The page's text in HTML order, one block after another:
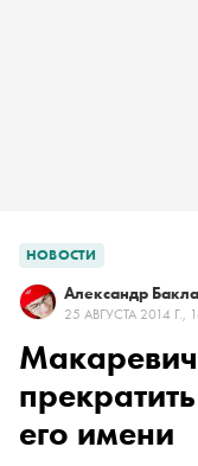
НОВОСТИ
Александр
25 АВГУСТА 2014 Г.,
его имени